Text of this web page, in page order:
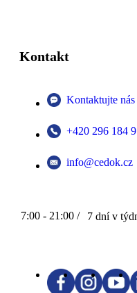
Kontakt
Kontaktujte nás
+420 296 184
info@cedok.cz
7:00 - 21:00 / 7 dní v